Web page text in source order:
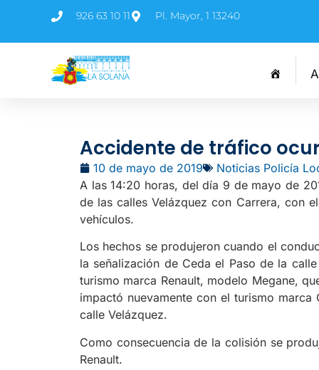
926 63 10 11 Pl. Mayor, 1 13240
Accidente de tráfico
10 de mayo de 2019
Noticias Policía
A las 14:20 horas, del día 9 de mayo de
de las calles Velázquez con Carrera, con
vehículos.
Los hechos se produjeron cuando el
la señalización de Ceda el Paso de la
turismo marca Renault, modelo Megane,
impactó nuevamente con el turismo
calle Velázquez.
Como consecuencia de la colisión se
Renault.